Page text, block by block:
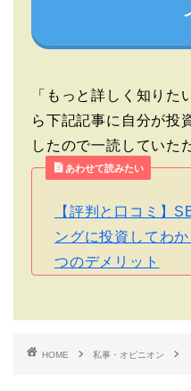
「もっと詳しく知りた
ら下記記事に自分が投
したので一読していた
あわせて読みたい
【評判と口コミ】
ングに投資してわ
つのデメリット
HOME 私事・オピニオン